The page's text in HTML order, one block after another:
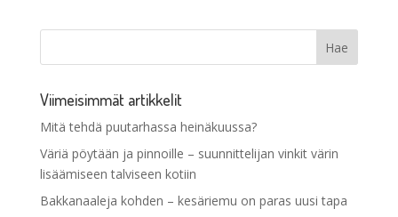
Viimeisimmät artikkelit
Mitä tehdä puutarhassa heinäkuussa?
Väriä pöytään ja pinnoille – suunnittelijan vinkit värin
lisäämiseen talviseen kotiin
Bakkanaaleja kohden – kesäriemu on paras uusi tapa